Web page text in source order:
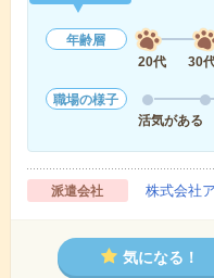
年齢層
20代
30
職場の様子
活気がある
派遣会社 株式会社
気になる！